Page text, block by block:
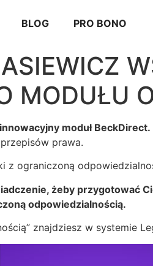
BLOG PRO BONO
MODUŁU
moduł BeckDirect.
prawa.
z ograniczoną
żeby przygotować
odpowiedzialnością.
znajdziesz w systemie